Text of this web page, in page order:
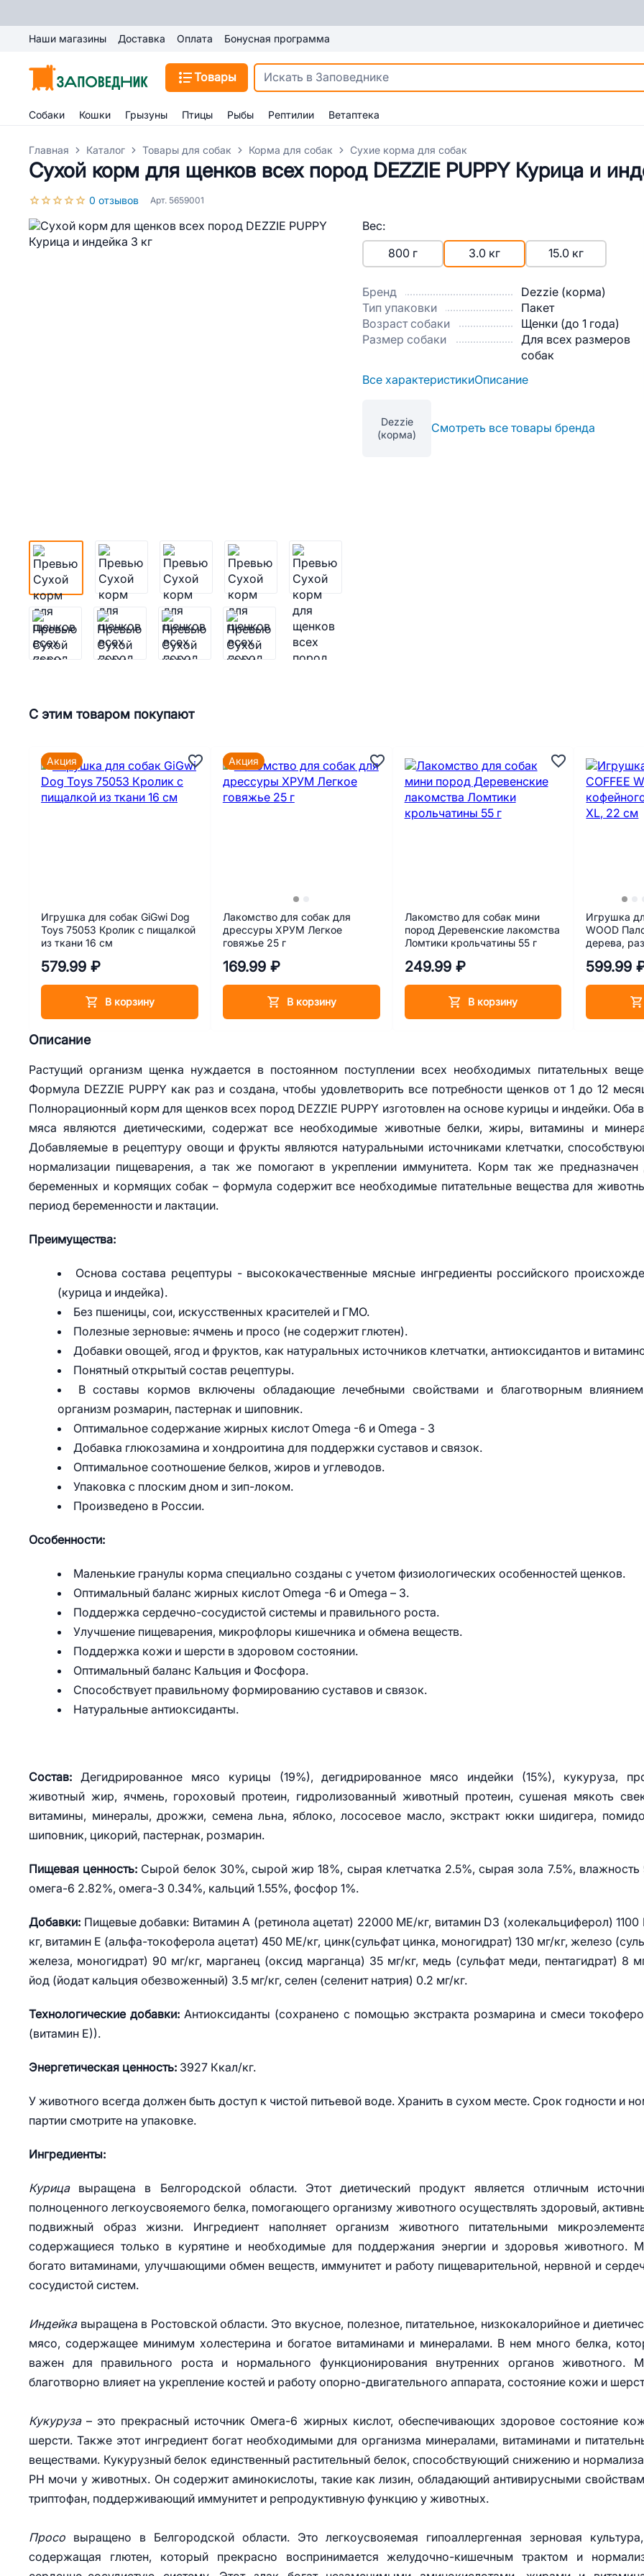
Наши магазины Доставка Оплата Бонусная программа
Товары
Собаки Кошки Грызуны Птицы Рыбы Рептилии Ветаптека
Главная Каталог Товары для собак Корма для собак Сухие корма для собак
Сухой корм для щенков всех пород DEZZIE PUPPY Курица и
0 отзывов Арт. 5659001
Вес:
800 г 3.0 кг 15.0 кг
Бренд
Dezzie (корма)
Тип упаковки
Пакет
Возраст собаки
Щенки (до 1 года)
Размер собаки
Для всех размеров
собак
Все характеристикиОписание
Dezzie
(корма)
Смотреть все товары бренда
Описание
Растущий организм щенка нуждается в постоянном поступлении всех необходимых питательных
Формула DEZZIE PUPPY как раз и создана, чтобы удовлетворить все потребности щенков от 1 до 12
Полнорационный корм для щенков всех пород DEZZIE PUPPY изготовлен на основе курицы и индейки. Оба
мяса являются диетическими, содержат все необходимые животные белки, жиры, витамины и
Добавляемые в рецептуру овощи и фрукты являются натуральными источниками клетчатки,
нормализации пищеварения, а так же помогают в укреплении иммунитета. Корм так же предназначен
беременных и кормящих собак – формула содержит все необходимые питательные вещества для
период беременности и лактации.
Преимущества:
Основа состава рецептуры - высококачественные мясные ингредиенты российского
(курица и индейка).
Без пшеницы, сои, искусственных красителей и ГМО.
Полезные зерновые: ячмень и просо (не содержит глютен).
Добавки овощей, ягод и фруктов, как натуральных источников клетчатки, антиоксидантов и
Понятный открытый состав рецептуры.
В составы кормов включены обладающие лечебными свойствами и благотворным
организм розмарин, пастернак и шиповник.
Оптимальное содержание жирных кислот Omega -6 и Omega - 3
Добавка глюкозамина и хондроитина для поддержки суставов и связок.
Оптимальное соотношение белков, жиров и углеводов.
Упаковка с плоским дном и зип-локом.
Произведено в России.
Особенности:
Маленькие гранулы корма специально созданы с учетом физиологических особенностей щенков.
Оптимальный баланс жирных кислот Omega -6 и Omega – 3.
Поддержка сердечно-сосудистой системы и правильного роста.
Улучшение пищеварения, микрофлоры кишечника и обмена веществ.
Поддержка кожи и шерсти в здоровом состоянии.
Оптимальный баланс Кальция и Фосфора.
Способствует правильному формированию суставов и связок.
Натуральные антиоксиданты.
Состав: Дегидрированное мясо курицы (19%), дегидрированное мясо индейки (15%), кукуруза,
животный жир, ячмень, гороховый протеин, гидролизованный животный протеин, сушеная мякоть
витамины, минералы, дрожжи, семена льна, яблоко, лососевое масло, экстракт юкки шидигера,
шиповник, цикорий, пастернак, розмарин.
Пищевая ценность: Сырой белок 30%, сырой жир 18%, сырая клетчатка 2.5%, сырая зола 7.5%, влажность
омега-6 2.82%, омега-3 0.34%, кальций 1.55%, фосфор 1%.
Добавки: Пищевые добавки: Витамин А (ретинола ацетат) 22000 МЕ/кг, витамин D3 (холекальциферол)
кг, витамин Е (альфа-токоферола ацетат) 450 МЕ/кг, цинк(сульфат цинка, моногидрат) 130 мг/кг, железо
железа, моногидрат) 90 мг/кг, марганец (оксид марганца) 35 мг/кг, медь (сульфат меди, пентагидрат) 8
йод (йодат кальция обезвоженный) 3.5 мг/кг, селен (селенит натрия) 0.2 мг/кг.
Технологические добавки: Антиоксиданты (сохранено с помощью экстракта розмарина и смеси
(витамин Е)).
Энергетическая ценность: 3927 Ккал/кг.
У животного всегда должен быть доступ к чистой питьевой воде. Хранить в сухом месте. Срок годности и
партии смотрите на упаковке.
Ингредиенты:
Курицавыращена в Белгородской области. Этот диетический продукт является отличным
полноценного легкоусвояемого белка, помогающего организму животного осуществлять здоровый,
подвижный образ жизни. Ингредиент наполняет организм животного питательными
содержащиеся только в курятине и необходимые для поддержания энергии и здоровья животного.
богато витаминами, улучшающими обмен веществ, иммунитет и работу пищеварительной, нервной и
сосудистой систем.
Индейкавыращена в Ростовской области. Это вкусное, полезное, питательное, низкокалорийное и
мясо, содержащее минимум холестерина и богатое витаминами и минералами. В нем много белка,
важен для правильного роста и нормального функционирования внутренних органов животного.
благотворно влияет на укрепление костей и работу опорно-двигательного аппарата, состояние кожи и
Кукуруза– это прекрасный источник Омега-6 жирных кислот, обеспечивающих здоровое состояние
шерсти. Также этот ингредиент богат необходимыми для организма минералами, витаминами и
веществами. Кукурузный белок единственный растительный белок, способствующий снижению и
РН мочи у животных. Он содержит аминокислоты, такие как лизин, обладающий антивирусными
триптофан, поддерживающий иммунитет и репродуктивную функцию у животных.
Просо выращено в Белгородской области. Это легкоусвояемая гипоаллергенная зерновая
содержащая глютен, который прекрасно воспринимается желудочно-кишечным трактом и
С этим товаром покупают
Игрушка для собак GiGwi Dog
Toys 75053 Кролик с пищалкой
из ткани 16 см
579.99 ₽
В корзину
Акция
Лакомство для собак для
дрессуры ХРУМ Легкое
говяжье 25 г
169.99 ₽
В корзину
Акция
Лакомство для собак мини
пород Деревенские лакомства
Ломтики крольчатины 55 г
249.99 ₽
В корзину
Игрушка
WOOD
дерева,
599.99